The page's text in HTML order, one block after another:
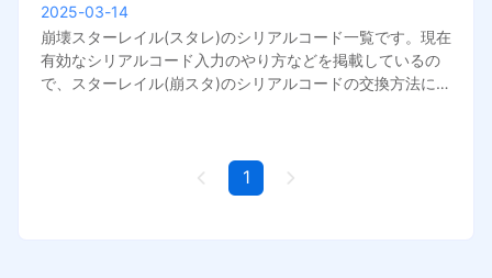
2025-03-14
崩壊スターレイル(スタレ)のシリアルコード一覧です。現在
有効なシリアルコード入力のやり方などを掲載しているの
で、スターレイル(崩スタ)のシリアルコードの交換方法につ
1